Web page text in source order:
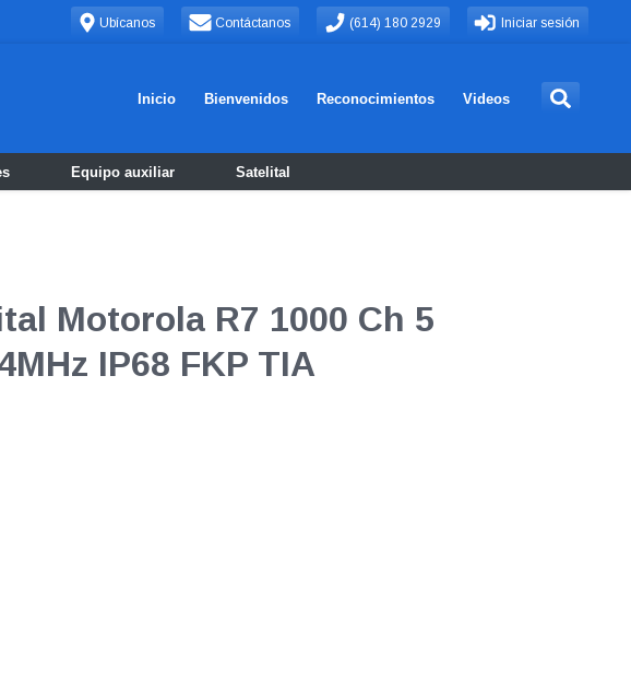
Ubícanos Contáctanos (614) 180 2929 Iniciar sesión
Inicio Bienvenidos Reconocimientos Videos
Equipo auxiliar Satelital
Motorola R7 1000 Ch 5
IP68 FKP TIA